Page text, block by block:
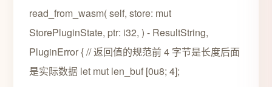
read_from_wasm( self, store: mut
StorePluginState, ptr: i32, ) - ResultString,
PluginError { // 返回值的规范前 4 字节是长度后面
是实际数据 let mut len_buf [0u8; 4];